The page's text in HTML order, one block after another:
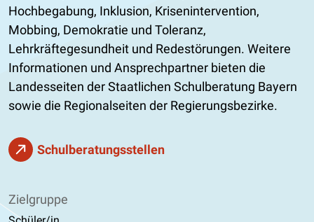
Hochbegabung, Inklusion, Krisenintervention,
Mobbing, Demokratie und Toleranz,
Lehrkräftegesundheit und Redestörungen. Weitere
Informationen und Ansprechpartner bieten die
Landesseiten der Staatlichen Schulberatung Bayern
sowie die Regionalseiten der Regierungsbezirke.
Schulberatungsstellen
Zielgruppe